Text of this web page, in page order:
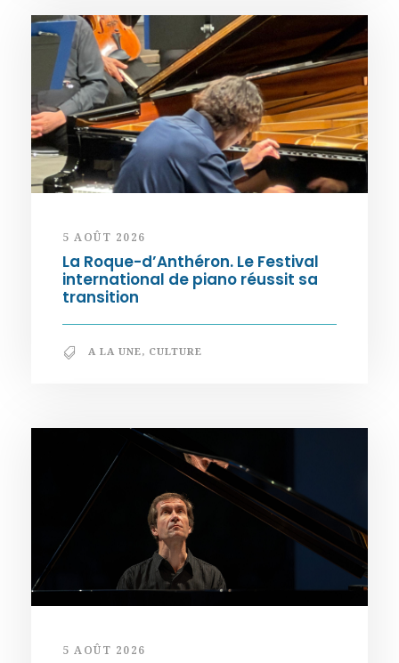
5 AOÛT 2026
La Roque-d’Anthéron. Le Festival
international de piano réussit sa
transition
A LA UNE, CULTURE
5 AOÛT 2026